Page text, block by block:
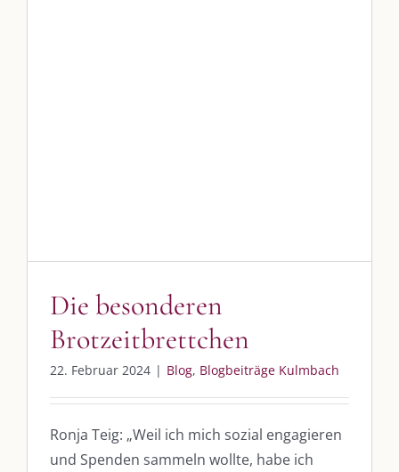
Die besonderen
Brotzeitbrettchen
22. Februar 2024 | Blog, Blogbeiträge Kulmbach
Ronja Teig: „Weil ich mich sozial engagieren
und Spenden sammeln wollte, habe ich